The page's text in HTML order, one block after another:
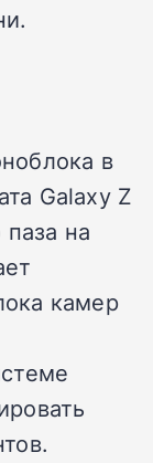
в
Galaxy Z
на
камер